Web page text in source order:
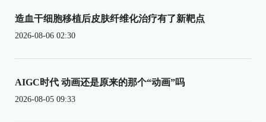
造血干细胞移植后皮肤纤维化治疗有了新靶点
2026-08-06 02:30
AIGC时代 动画还是原来的那个“动画”吗
2026-08-05 09:33